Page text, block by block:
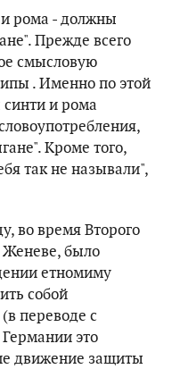
рома - должны
Прежде всего
смысловую
. Именно по этой
и рома
Кроме того,
так не называли",
во время Второго
Женеве, было
етномиму
собой
переводе с
Германии это
движение защиты